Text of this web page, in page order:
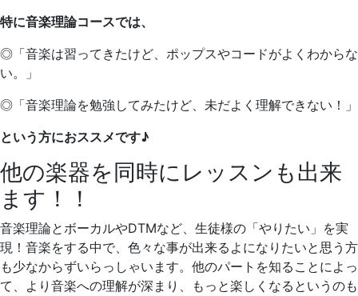
特に音楽理論コースでは、
◎「音楽は習ってきたけど、ポップスやコードがよくわからな
い。」
◎「音楽理論を勉強してみたけど、未だよく理解できない！」
という方におススメです♪
他の楽器を同時にレッスンも出来
ます！！
音楽理論とボーカルやDTMなど、生徒様の「やりたい」を実
現！音楽をする中で、色々な事が出来るよになりたいと思う方
も少なからずいらっしゃいます。他のパートを知ることによっ
て、より音楽への理解が深まり、もっと楽しくなるというのも